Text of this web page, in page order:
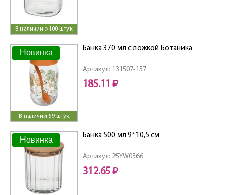
В наличии >100 штук
Новинка
В наличии 59 штук
Артикул: 131507-157
Банка 370 мл с ложкой Ботаника
185.11 ₽
Новинка
Артикул: 25YW0366
Банка 500 мл 9*10,5 см
312.65 ₽